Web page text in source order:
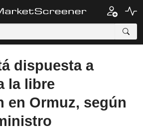
dispuesta a
la libre
en Ormuz, según